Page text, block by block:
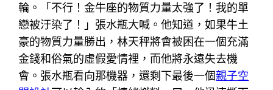
輪。「不行！金牛座的物質力量太強了！我的單
戀被汙染了！」張水瓶大喊。他知道，如果牛土
豪的物質力量勝出，林天秤將會被困在一個充滿
金錢和俗氣的虛假愛情裡，而他將永遠失去機
會。張水瓶看向那機器，還剩下最後一個親子空